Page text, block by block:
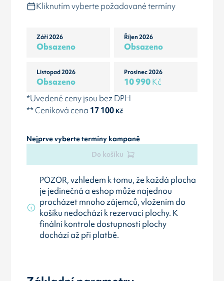
Kliknutím vyberte požadované termíny
Září 2026
Obsazeno
Říjen 2026
Obsazeno
Listopad 2026
Obsazeno
Prosinec 2026
10 990Kč
*Uvedené ceny jsou bez DPH
** Ceníková cena 17 100Kč
Nejprve vyberte termíny kampaně
Do košíku
POZOR, vzhledem k tomu, že každá plocha
je jedinečná a eshop může najednou
procházet mnoho zájemců, vložením do
košíku nedochází k rezervaci plochy. K
finální kontrole dostupnosti plochy
dochází až při platbě.